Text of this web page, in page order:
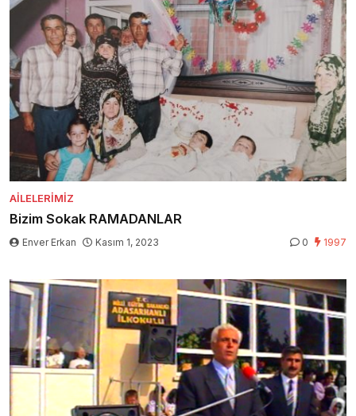
AILELERIMIZ
Bizim Sokak RAMADANLAR
Enver Erkan Kasım 1, 2023 0 1997